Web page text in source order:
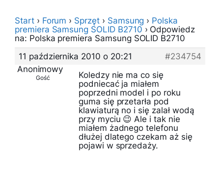
Start › Forum › Sprzęt › Samsung › Polska
premiera Samsung SOLID B2710 › Odpowiedz
na: Polska premiera Samsung SOLID B2710
11 października 2010 o 20:21
#234754
Anonimowy
Gość
Koledzy nie ma co się
podniecać ja miałem
poprzedni model i po roku
guma się przetarła pod
klawiaturą no i się zalał wodą
przy myciu 😉 Ale i tak nie
miałem żadnego telefonu
dłużej dlatego czekam aż się
pojawi w sprzedaży.